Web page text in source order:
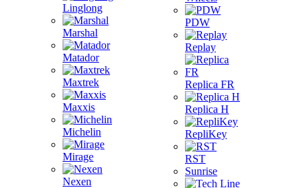
Linglong
Marshal
Matador
Maxtrek
Maxxis
Michelin
Mirage
Nexen
PDW
Replay
Replica FR
Replica H
RepliKey
RST
Sunrise